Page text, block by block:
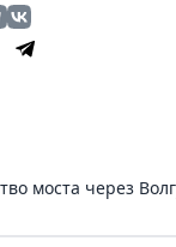
моста через